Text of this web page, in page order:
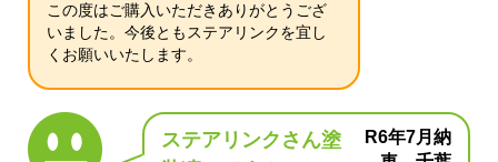
この度はご購入いただきありがとうござ
いました。今後ともステアリンクを宜し
くお願いいたします。
ステアリンクさん塗
R6年7月納